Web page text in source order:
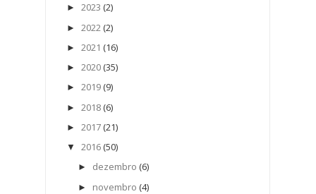
► 2023 (2)
► 2022 (2)
► 2021 (16)
► 2020 (35)
► 2019 (9)
► 2018 (6)
► 2017 (21)
▼ 2016 (50)
► dezembro (6)
► novembro (4)